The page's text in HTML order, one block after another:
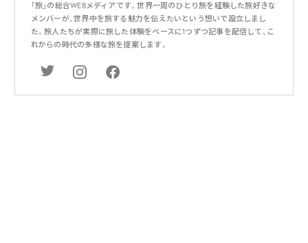
「旅」の総合WEBメディアです。世界一周のひとり旅を経験した旅好きな
メンバーが、世界中を旅する魅力を伝えたいという想いで設立しまし
た。旅人たちが実際に旅した体験をベースに1つずつ記事を配信して、こ
れからの時代の多様な旅を提案します。